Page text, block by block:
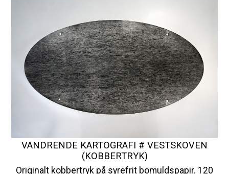
VANDRENDE KARTOGRAFI # VESTSKOVEN
(KOBBERTRYK)
Originalt kobbertryk på syrefrit bomuldspapir. 120